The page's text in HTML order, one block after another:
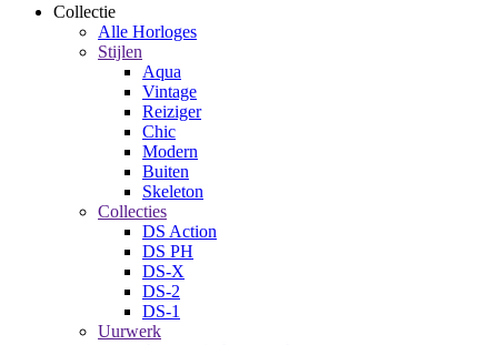
Collectie
Alle Horloges
Stijlen
Aqua
Vintage
Reiziger
Chic
Modern
Buiten
Skeleton
Collecties
DS Action
DS PH
DS-X
DS-2
DS-1
Uurwerk